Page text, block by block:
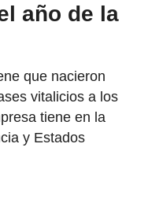
año de la
que nacieron
vitalicios a los
tiene en la
y Estados